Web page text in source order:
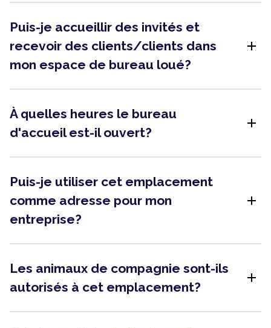
Puis-je accueillir des invités et
recevoir des clients/clients dans
mon espace de bureau loué?
add
À quelles heures le bureau
d'accueil est-il ouvert?
add
Puis-je utiliser cet emplacement
comme adresse pour mon
entreprise?
add
Les animaux de compagnie sont-ils
autorisés à cet emplacement?
add